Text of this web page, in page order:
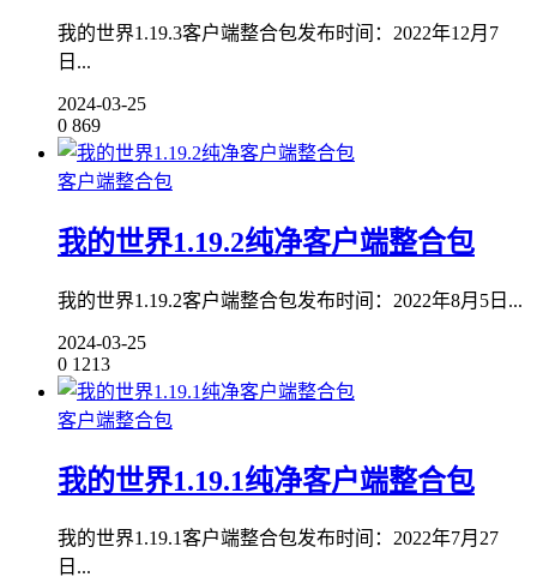
我的世界1.19.3客户端整合包发布时间：2022年12月7
日...
2024-03-25
0 869
客户端整合包
我的世界1.19.2纯净客户端整合包
我的世界1.19.2客户端整合包发布时间：2022年8月5日...
2024-03-25
0 1213
客户端整合包
我的世界1.19.1纯净客户端整合包
我的世界1.19.1客户端整合包发布时间：2022年7月27
日...